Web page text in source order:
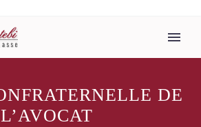
DE
L’AVOCAT